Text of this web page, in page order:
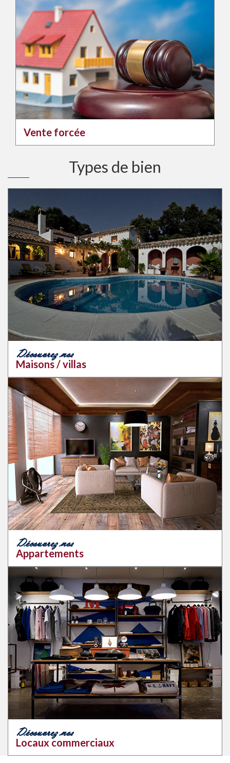
Vente forcée
Types de bien
Découvrez nos
Maisons / villas
Découvrez nos
Appartements
Découvrez nos
Locaux commerciaux